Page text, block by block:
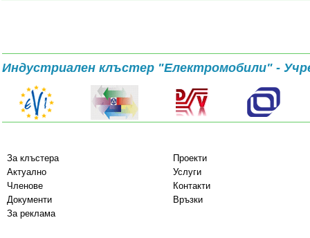
Индустриален клъстер "Електромобили" -
За клъстера
Проекти
Актуално
Услуги
Членове
Контакти
Документи
Връзки
За реклама